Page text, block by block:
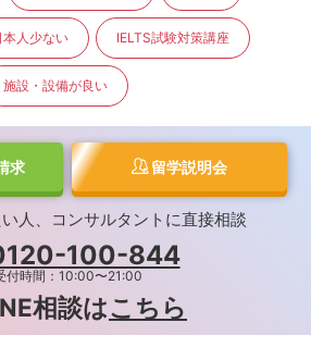
本人少ない IELTS試験対策講座
施設・設備が良い
求 留学説明会
人、コンサルタントに直接相談
100-844
付時間：10:00〜21:00
相談はこちら